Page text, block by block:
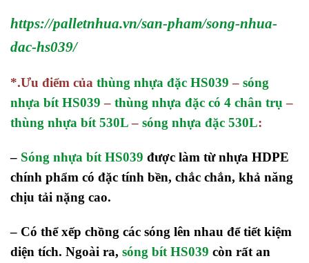
https://palletnhua.vn/san-pham/song-nhua-
dac-hs039/
*.Ưu điểm của thùng nhựa đặc HS039 – sóng
nhựa bít HS039 – thùng nhựa đặc có 4 chân trụ –
thùng nhựa bít 530L– sóng nhựa đặc 530L:
– Sóng nhựa bít HS039 được làm từ nhựa HDPE
chính phẩm có đặc tính bền, chắc chắn, khả năng
chịu tải nặng cao.
– Có thể xếp chồng các sóng lên nhau để tiết kiệm
diện tích. Ngoài ra, sóng bít HS039 còn rất an